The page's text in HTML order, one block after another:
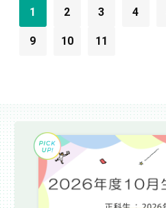
1 2 3 4
9 10 11